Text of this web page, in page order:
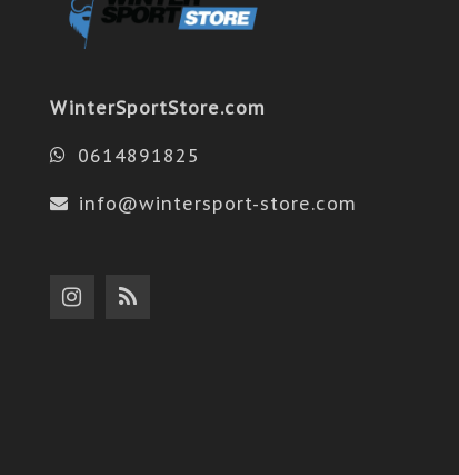
WinterSportStore.com
0614891825
info@wintersport-store.com